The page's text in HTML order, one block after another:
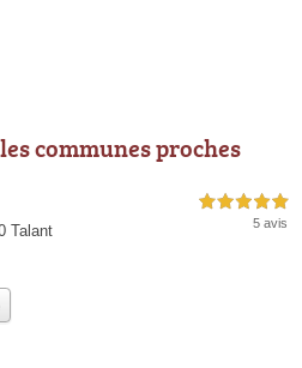
communes proches
Talant
5,0 étoiles sur 5
5 avis